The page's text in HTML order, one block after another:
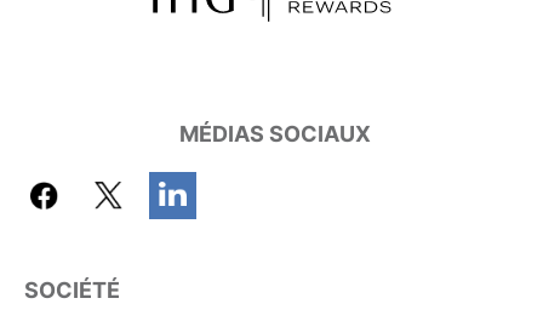
MÉDIAS SOCIAUX
SOCIÉTÉ